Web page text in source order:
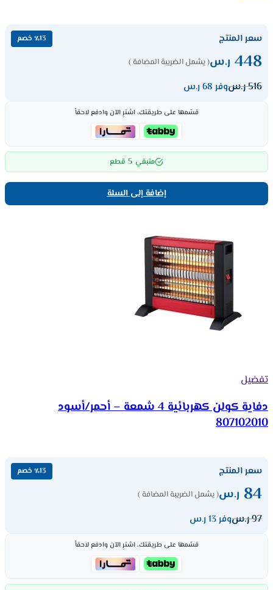
سعر المنتج ٪13 خصم
448 ر.س( يشمل الضريبة المضافة )
516ر.سوفر 68 ر.س
قسّمها على طريقتك، اشترِ الآن وادفع لاحقاً
متبقي 5 قطع
إضافة إلى السلة
تفضيل
دفاية كولن كهربائية 4 شمعة – أحمر/أسود
807102010
سعر المنتج ٪13 خصم
84 ر.س( يشمل الضريبة المضافة )
97ر.سوفر 13 ر.س
قسّمها على طريقتك، اشترِ الآن وادفع لاحقاً